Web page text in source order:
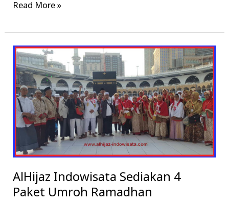
Read More »
AlHijaz Indowisata Sediakan 4
Paket Umroh Ramadhan
AlHijaz
Indowisata
Sediakan
4
Paket
Umroh
Ramadhan